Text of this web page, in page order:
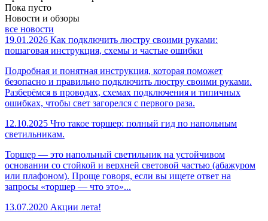
Пока пусто
Новости и обзоры
все новости
19.01.2026 Как подключить люстру своими руками:
пошаговая инструкция, схемы и частые ошибки
Подробная и понятная инструкция, которая поможет
безопасно и правильно подключить люстру своими руками.
Разберёмся в проводах, схемах подключения и типичных
ошибках, чтобы свет загорелся с первого раза.
12.10.2025 Что такое торшер: полный гид по напольным
светильникам.
Торшер — это напольный светильник на устойчивом
основании со стойкой и верхней световой частью (абажуром
или плафоном). Проще говоря, если вы ищете ответ на
запросы «торшер — что это»...
13.07.2020 Акции лета!